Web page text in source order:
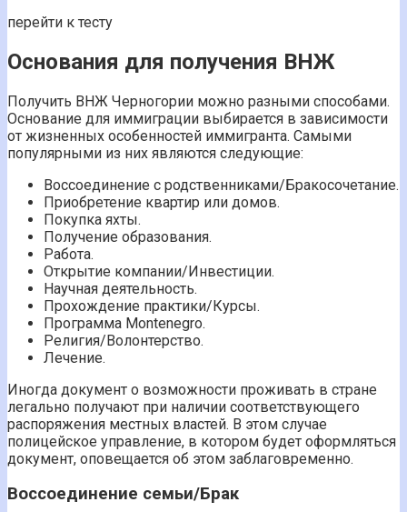
перейти к тесту
Основания для получения ВНЖ
Получить ВНЖ Черногории можно разными способами.
Основание для иммиграции выбирается в зависимости
от жизненных особенностей иммигранта. Самыми
популярными из них являются следующие:
Воссоединение с родственниками/Бракосочетание.
Приобретение квартир или домов.
Покупка яхты.
Получение образования.
Работа.
Открытие компании/Инвестиции.
Научная деятельность.
Прохождение практики/Курсы.
Программа Montenegro.
Религия/Волонтерство.
Лечение.
Иногда документ о возможности проживать в стране
легально получают при наличии соответствующего
распоряжения местных властей. В этом случае
полицейское управление, в котором будет оформляться
документ, оповещается об этом заблаговременно.
Воссоединение семьи/Брак